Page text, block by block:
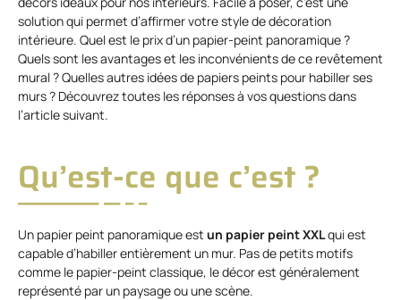
solution qui permet d’affirmer votre style de décoration
intérieure. Quel est le prix d’un papier-peint panoramique ?
Quels sont les avantages et les inconvénients de ce revêtement
mural ? Quelles autres idées de papiers peints pour habiller ses
murs ? Découvrez toutes les réponses à vos questions dans
l’article suivant.
Qu’est-ce que c’est ?
Un papier peint panoramique est un papier peint XXLqui est
capable d’habiller entièrement un mur. Pas de petits motifs
comme le papier-peint classique, le décor est généralement
représenté par un paysage ou une scène.